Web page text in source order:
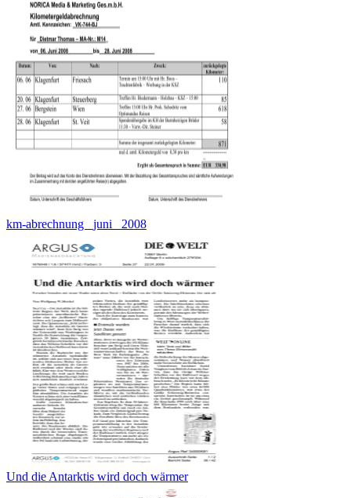
km-abrechnung _juni_ 2008
Und die Antarktis wird doch wärmer